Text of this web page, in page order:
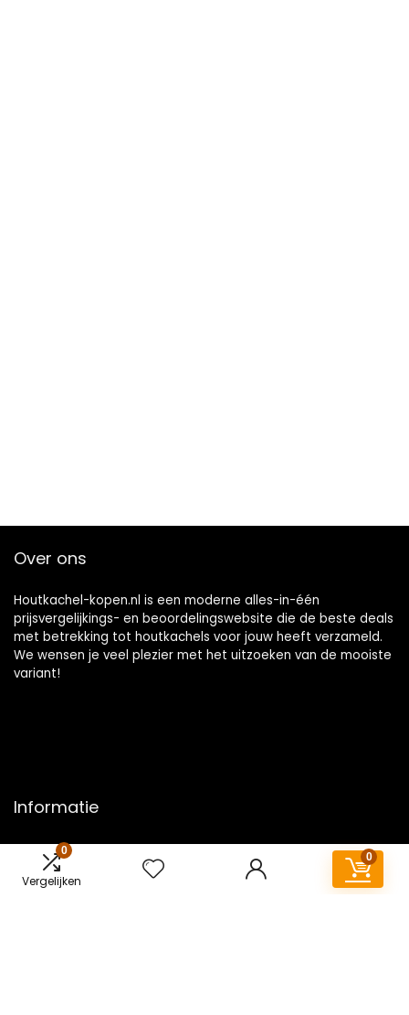
0
Vergelijken
0
Over ons
Houtkachel-kopen.nl is een moderne alles-in-één
prijsvergelijkings- en beoordelingswebsite die de beste deals
met betrekking tot houtkachels voor jouw heeft verzameld.
We wensen je veel plezier met het uitzoeken van de mooiste
variant!
Informatie
Contact
Klantenservice